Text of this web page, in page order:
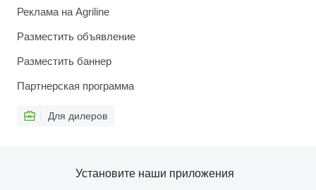
Реклама на Agriline
Разместить объявление
Разместить баннер
Партнерская программа
Для дилеров
Установите наши приложения